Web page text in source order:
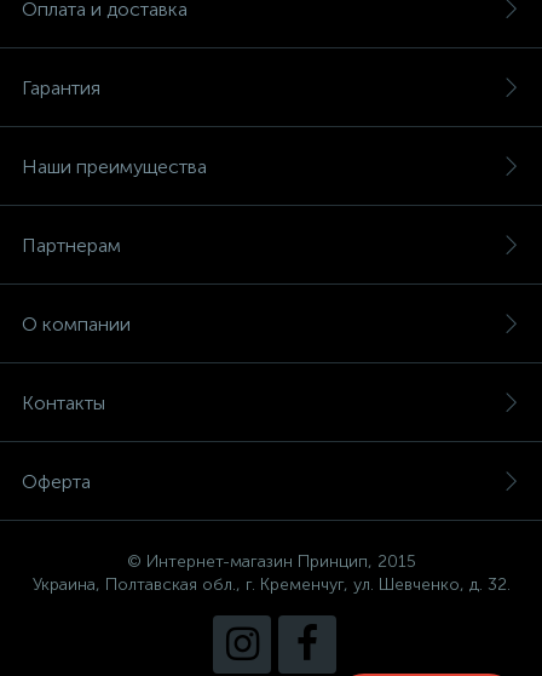
Оплата и доставка
Гарантия
Наши преимущества
Партнерам
О компании
Контакты
Оферта
© Интернет-магазин Принцип, 2015
Украина, Полтавская обл., г. Кременчуг, ул. Шевченко, д. 32.